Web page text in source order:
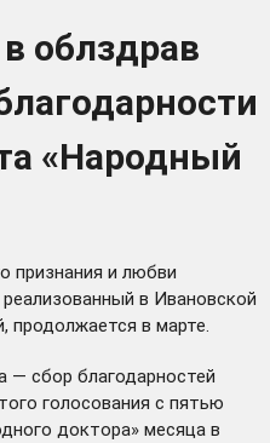
облздрав
«Народный
признания и любви
в Ивановской
продолжается в марте.
— сбор благодарностей
голосования с пятью
доктора» месяца в